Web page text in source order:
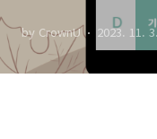
by CrownU 2023. 11.